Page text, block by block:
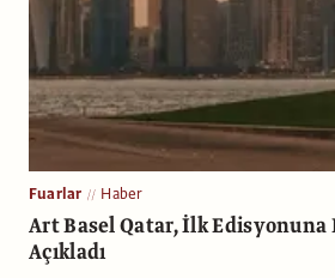
Fuarlar Haber
Art Basel Qatar, İlk Edisyonuna
Açıkladı